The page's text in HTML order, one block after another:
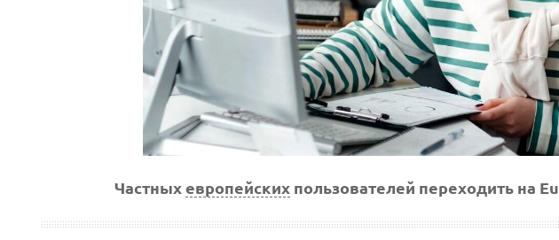
Частных европейскихпользователей переходить на